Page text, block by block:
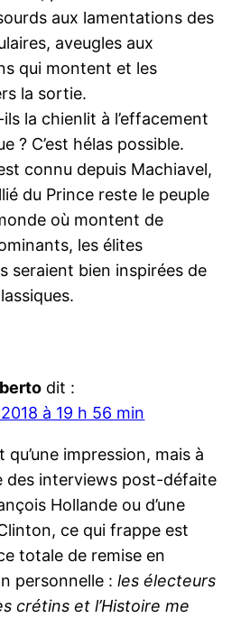
aux lamentations des
aveugles aux
qui montent et les
la sortie.
la chienlit à l’effacement
? C’est hélas possible.
connu depuis Machiavel,
du Prince reste le peuple
où montent de
les élites
seraient bien inspirées de
dit :
à 19 h 56 min
qu’une impression, mais à
des interviews post-défaite
Hollande ou d’une
ce qui frappe est
totale de remise en
personnelle :les électeurs
crétins et l’Histoire me